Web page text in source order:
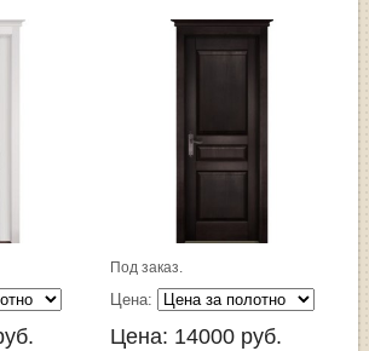
Под заказ.
Цена:
Цена: 14000 руб.